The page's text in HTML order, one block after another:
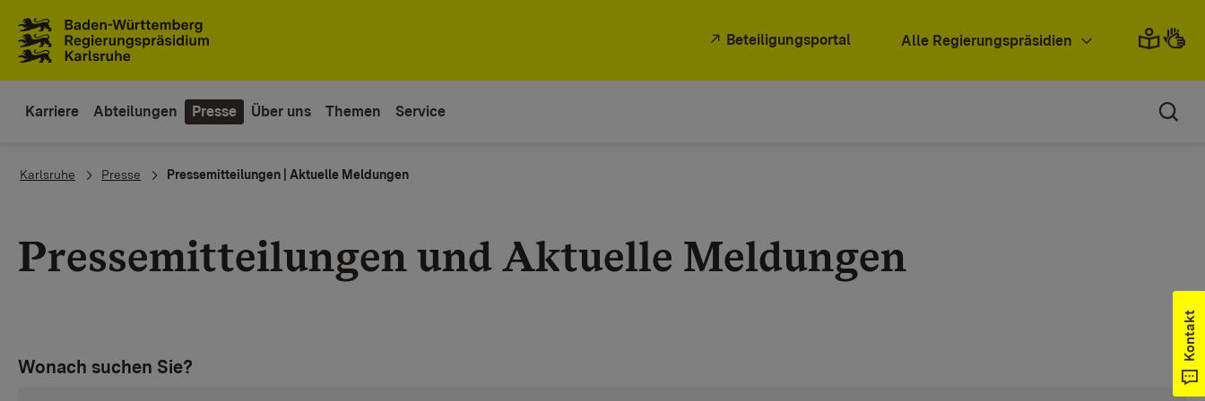
Beteiligungsportal Alle Regierungspräsidien
Karriere Abteilungen Presse Über uns Themen Service
You are here:
Karlsruhe Presse Pressemitteilungen | Aktuelle Meldungen
Pressemitteilungen und Aktuelle Meldungen
Wonach suchen Sie?
Kontakt